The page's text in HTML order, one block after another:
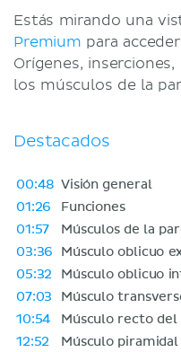
Estás mirando una
Premium para
Orígenes,
los músculos de la
Destacados
00:48 Visión general
01:26
Funciones
01:57
Músculos de la
03:36
Músculo oblicuo
05:32
Músculo oblicuo
07:03
Músculo
10:54
Músculo recto del
12:52
Músculo piramidal